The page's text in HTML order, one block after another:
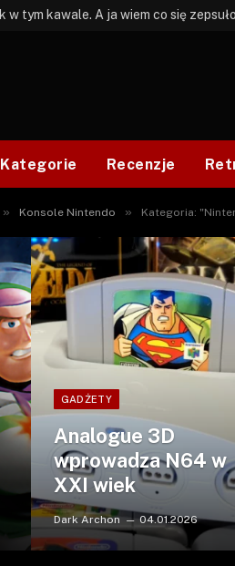
Kategorie Recenzje
» Konsole Nintendo » Kategoria:
GADŻETY
Analogue 3D
wprowadza N64 w
XXI wiek
Dark Archon 04.01.2026